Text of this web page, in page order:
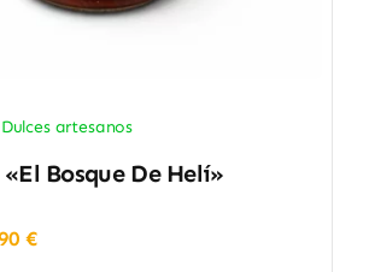
artesanos
Bosque De Helí»
€Rango